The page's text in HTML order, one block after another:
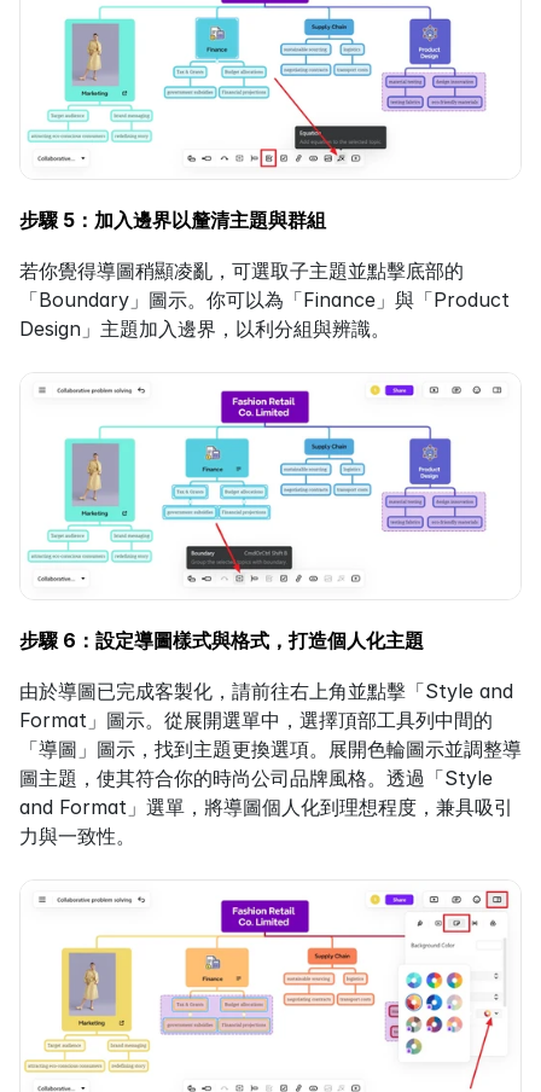
步驟 5：加入邊界以釐清主題與群組
若你覺得導圖稍顯凌亂，可選取子主題並點擊底部的
「Boundary」圖示。你可以為「Finance」與「Product
Design」主題加入邊界，以利分組與辨識。
步驟 6：設定導圖樣式與格式，打造個人化主題
由於導圖已完成客製化，請前往右上角並點擊「Style and
Format」圖示。從展開選單中，選擇頂部工具列中間的
「導圖」圖示，找到主題更換選項。展開色輪圖示並調整導
圖主題，使其符合你的時尚公司品牌風格。透過「Style
and Format」選單，將導圖個人化到理想程度，兼具吸引
力與一致性。